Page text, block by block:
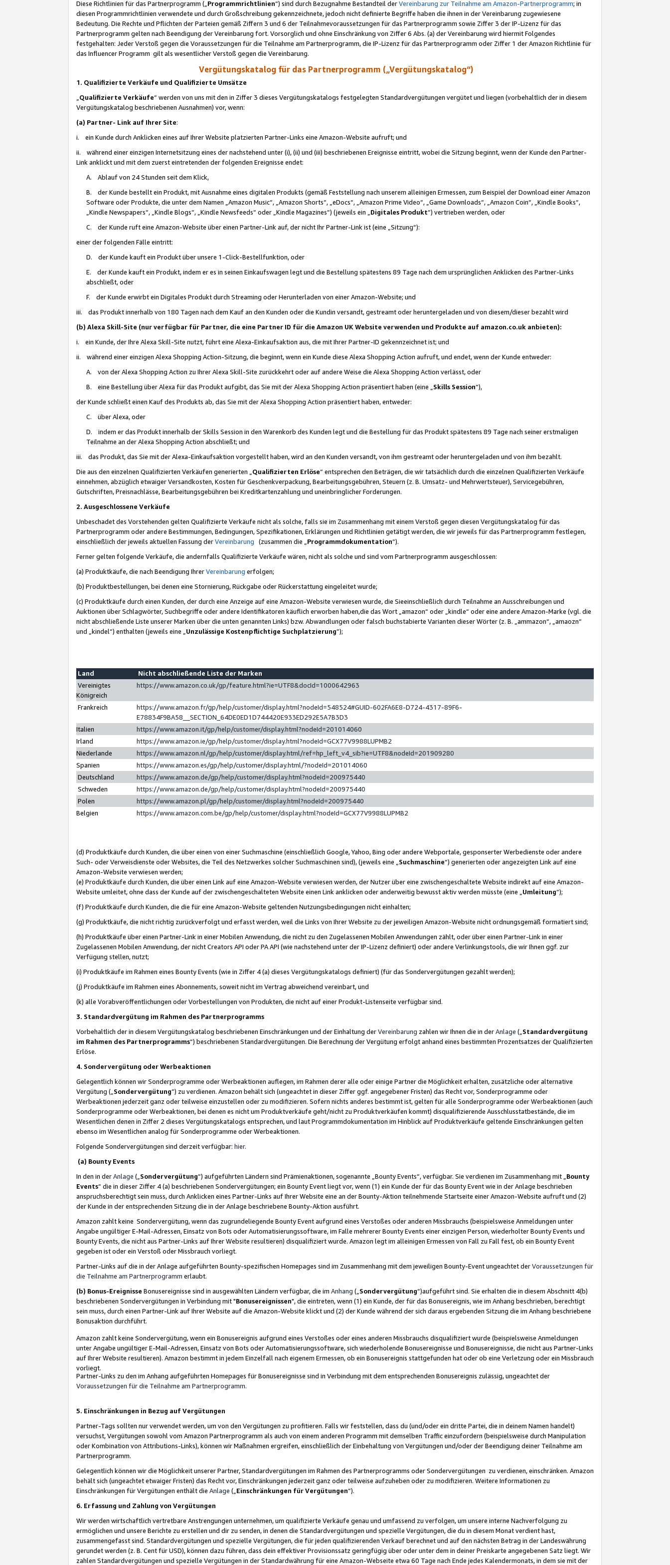
Diese Richtlinien für das Partnerprogramm („Programmrichtlinien“) sind durch Bezugnahme Bestandteil derVereinbarung zur Teilnahme am Amazon-Partnerprogramm; in
diesen Programmrichtlinien verwendete und durch Großschreibung gekennzeichnete, jedoch nicht definierte Begriffe haben die ihnen in der Vereinbarung zugewiesene
Bedeutung. Die Rechte und Pflichten der Parteien gemäß Ziffern 3 und 6 der Teilnahmevoraussetzungen für das Partnerprogramm sowie Ziffer 3 der IP-Lizenz für das
Partnerprogramm gelten nach Beendigung der Vereinbarung fort. Vorsorglich und ohne Einschränkung von Ziffer 6 Abs. (a) der Vereinbarung wird hiermit Folgendes
festgehalten: Jeder Verstoß gegen die Voraussetzungen für die Teilnahme am Partnerprogramm, die IP-Lizenz für das Partnerprogramm oder Ziffer 1 der Amazon Richtlinie für
das Influencer Programm gilt als wesentlicher Verstoß gegen die Vereinbarung.
Vergütungskatalog für das Partnerprogramm („Vergütungskatalog“)
1. Qualifizierte Verkäufe und Qualifizierte Umsätze
Qualifizierte Verkäufe“ werden von uns mit den in Ziffer 3 dieses Vergütungskatalogs festgelegten Standardvergütungen vergütet und liegen (vorbehaltlich der in diesem
Vergütungskatalog beschriebenen Ausnahmen) vor, wenn:
(a) Partner- Link auf Ihrer Site:
i. ein Kunde durch Anklicken eines auf Ihrer Website platzierten Partner-Links eine Amazon-Website aufruft; und
ii. während einer einzigen Internetsitzung eines der nachstehend unter (i), (ii) und (iii) beschriebenen Ereignisse eintritt, wobei die Sitzung beginnt, wenn der Kunde den Partner-
Link anklickt und mit dem zuerst eintretenden der folgenden Ereignisse endet:
A. Ablauf von 24 Stunden seit dem Klick,
B. der Kunde bestellt ein Produkt, mit Ausnahme eines digitalen Produkts (gemäß Feststellung nach unserem alleinigen Ermessen, zum Beispiel der Download einer Amazon
Software oder Produkte, die unter dem Namen „Amazon Music“, „Amazon Shorts“, „eDocs“, „Amazon Prime Video“, „Game Downloads“, „Amazon Coin“, „Kindle Books“,
„Kindle Newspapers“, „Kindle Blogs“, „Kindle Newsfeeds“ oder „Kindle Magazines“) (jeweils ein „ Digitales Produkt“) vertrieben werden, oder
C. der Kunde ruft eine Amazon-Website über einen Partner-Link auf, der nicht Ihr Partner-Link ist (eine „Sitzung“):
einer der folgenden Fälle eintritt:
D. der Kunde kauft ein Produkt über unsere 1-Click-Bestellfunktion, oder
E. der Kunde kauft ein Produkt, indem er es in seinen Einkaufswagen legt und die Bestellung spätestens 89 Tage nach dem ursprünglichen Anklicken des Partner-Links
abschließt, oder
F. der Kunde erwirbt ein Digitales Produkt durch Streaming oder Herunterladen von einer Amazon-Website; und
iii. das Produkt innerhalb von 180 Tagen nach dem Kauf an den Kunden oder die Kundin versandt, gestreamt oder heruntergeladen und von diesem/dieser bezahlt wird
(b) Alexa Skill-Site (nur verfügbar für Partner, die eine Partner ID für die Amazon UK Website verwenden und Produkte auf amazon.co.uk anbieten):
i. ein Kunde, der Ihre Alexa Skill-Site nutzt, führt eine Alexa-Einkaufsaktion aus, die mit Ihrer Partner-ID gekennzeichnet ist; und
ii. während einer einzigen Alexa Shopping Action-Sitzung, die beginnt, wenn ein Kunde diese Alexa Shopping Action aufruft, und endet, wenn der Kunde entweder:
A. von der Alexa Shopping Action zu Ihrer Alexa Skill-Site zurückkehrt oder auf andere Weise die Alexa Shopping Action verlässt, oder
B. eine Bestellung über Alexa für das Produkt aufgibt, das Sie mit der Alexa Shopping Action präsentiert haben (eine „ Skills Session“),
der Kunde schließt einen Kauf des Produkts ab, das Sie mit der Alexa Shopping Action präsentiert haben, entweder:
C. über Alexa, oder
D. indem er das Produkt innerhalb der Skills Session in den Warenkorb des Kunden legt und die Bestellung für das Produkt spätestens 89 Tage nach seiner erstmaligen
Teilnahme an der Alexa Shopping Action abschließt; und
iii. das Produkt, das Sie mit der Alexa-Einkaufsaktion vorgestellt haben, wird an den Kunden versandt, von ihm gestreamt oder heruntergeladen und von ihm bezahlt.
Die aus den einzelnen Qualifizierten Verkäufen generierten „ Qualifizierten Erlöse“ entsprechen den Beträgen, die wir tatsächlich durch die einzelnen Qualifizierten Verkäufe
einnehmen, abzüglich etwaiger Versandkosten, Kosten für Geschenkverpackung, Bearbeitungsgebühren, Steuern (z. B. Umsatz- und Mehrwertsteuer), Servicegebühren,
Gutschriften, Preisnachlässe, Bearbeitungsgebühren bei Kreditkartenzahlung und uneinbringlicher Forderungen.
2. Ausgeschlossene Verkäufe
Unbeschadet des Vorstehenden gelten Qualifizierte Verkäufe nicht als solche, falls sie im Zusammenhang mit einem Verstoß gegen diesen Vergütungskatalog für das
Partnerprogramm oder andere Bestimmungen, Bedingungen, Spezifikationen, Erklärungen und Richtlinien getätigt werden, die wir jeweils für das Partnerprogramm festlegen,
einschließlich der jeweils aktuellen Fassung derVereinbarung (zusammen die „ Programmdokumentation“).
Ferner gelten folgende Verkäufe, die andernfalls Qualifizierte Verkäufe wären, nicht als solche und sind vom Partnerprogramm ausgeschlossen:
(a) Produktkäufe, die nach Beendigung IhrerVereinbarung erfolgen;
(b) Produktbestellungen, bei denen eine Stornierung, Rückgabe oder Rückerstattung eingeleitet wurde;
(c) Produktkäufe durch einen Kunden, der durch eine Anzeige auf eine Amazon-Website verwiesen wurde, die Sieeinschließlich durch Teilnahme an Ausschreibungen und
Auktionen über Schlagwörter, Suchbegriffe oder andere Identifikatoren käuflich erworben haben,die das Wort „amazon“ oder „kindle“ oder eine andere Amazon-Marke (vgl. die
nicht abschließende Liste unserer Marken über die unten genannten Links) bzw. Abwandlungen oder falsch buchstabierte Varianten dieser Wörter (z. B. „ammazon“, „amaozn“
und „kindel“) enthalten (jeweils eine „ Unzulässige Kostenpflichtige Suchplatzierung”);
Land
Nicht abschließende Liste der Marken
Vereinigtes
Königreich
https://www.amazon.co.uk/gp/feature.html?ie=UTF8&docId=1000642963
Frankreich
https://www.amazon.fr/gp/help/customer/display.html?nodeId=548524#GUID-602FA6E8-D724-4317-89F6-
E78834F9BA58__SECTION_64DE0ED1D744420E933ED292E5A7B3D3
Italien
https://www.amazon.it/gp/help/customer/display.html?nodeId=201014060
Irland
https://www.amazon.ie/gp/help/customer/display.html?nodeId=GCX77V9988LUPMB2
Niederlande
https://www.amazon.nl/gp/help/customer/display.html/ref=hp_left_v4_sib?ie=UTF8&nodeId=201909280
Spanien
https://www.amazon.es/gp/help/customer/display.html/?nodeId=201014060
Deutschland
https://www.amazon.de/gp/help/customer/display.html?nodeId=200975440
Schweden
https://www.amazon.de/gp/help/customer/display.html?nodeId=200975440
Polen
https://www.amazon.pl/gp/help/customer/display.html?nodeId=200975440
Belgien
https://www.amazon.com.be/gp/help/customer/display.html?nodeId=GCX77V9988LUPMB2
(d) Produktkäufe durch Kunden, die über einen von einer Suchmaschine (einschließlich Google, Yahoo, Bing oder andere Webportale, gesponserter Werbedienste oder andere
Such- oder Verweisdienste oder Websites, die Teil des Netzwerkes solcher Suchmaschinen sind), (jeweils eine „ Suchmaschine“) generierten oder angezeigten Link auf eine
Amazon-Website verwiesen werden;
(e) Produktkäufe durch Kunden, die über einen Link auf eine Amazon-Website verwiesen werden, der Nutzer über eine zwischengeschaltete Website indirekt auf eine Amazon-
Website umleitet, ohne dass der Kunde auf der zwischengeschalteten Website einen Link anklicken oder anderweitig bewusst aktiv werden müsste (eine „ Umleitung“);
(f) Produktkäufe durch Kunden, die die für eine Amazon-Website geltenden Nutzungsbedingungen nicht einhalten;
(g) Produktkäufe, die nicht richtig zurückverfolgt und erfasst werden, weil die Links von Ihrer Website zu der jeweiligen Amazon-Website nicht ordnungsgemäß formatiert sind;
(h) Produktkäufe über einen Partner-Link in einer Mobilen Anwendung, die nicht zu den Zugelassenen Mobilen Anwendungen zählt, oder über einen Partner-Link in einer
Zugelassenen Mobilen Anwendung, der nicht Creators API oder PA API (wie nachstehend unter der IP-Lizenz definiert) oder andere Verlinkungstools, die wir Ihnen ggf. zur
Verfügung stellen, nutzt;
(i) Produktkäufe im Rahmen eines Bounty Events (wie in Ziffer 4 (a) dieses Vergütungskatalogs definiert) (für das Sondervergütungen gezahlt werden);
(j) Produktkäufe im Rahmen eines Abonnements, soweit nicht im Vertrag abweichend vereinbart, und
(k) alle Vorabveröffentlichungen oder Vorbestellungen von Produkten, die nicht auf einer Produkt-Listenseite verfügbar sind.
3. Standardvergütung im Rahmen des Partnerprogramms
Vorbehaltlich der in diesem Vergütungskatalog beschriebenen Einschränkungen und der Einhaltung derVereinbarung zahlen wir Ihnen die in derAnlage („ Standardvergütung
im Rahmen des Partnerprogramms“) beschriebenen Standardvergütungen. Die Berechnung der Vergütung erfolgt anhand eines bestimmten Prozentsatzes der Qualifizierten
Erlöse.
4. Sondervergütung oder Werbeaktionen
Gelegentlich können wir Sonderprogramme oder Werbeaktionen auflegen, im Rahmen derer alle oder einige Partner die Möglichkeit erhalten, zusätzliche oder alternative
Vergütung („ Sondervergütung”) zu verdienen. Amazon behält sich (ungeachtet in dieser Ziffer ggf. angegebener Fristen) das Recht vor, Sonderprogramme oder
Werbeaktionen jederzeit ganz oder teilweise einzustellen oder zu modifizieren. Sofern nichts anderes bestimmt ist, gelten für alle Sonderprogramme oder Werbeaktionen (auch
Sonderprogramme oder Werbeaktionen, bei denen es nicht um Produktverkäufe geht/nicht zu Produktverkäufen kommt) disqualifizierende Ausschlusstatbestände, die im
Wesentlichen denen in Ziffer 2 dieses Vergütungskatalogs entsprechen, und laut Programmdokumentation im Hinblick auf Produktverkäufe geltende Einschränkungen gelten
ebenso im Wesentlichen analog für Sonderprogramme oder Werbeaktionen.
Folgende Sondervergütungen sind derzeit verfügbar: hier.
(a) Bounty Events
In den in derAnlage („ Sondervergütung“) aufgeführten Ländern sind Prämienaktionen, sogenannte „Bounty Events“, verfügbar. Sie verdienen im Zusammenhang mit „ Bounty
Events“ die in dieser Ziffer 4 (a) beschriebenen Sondervergütungen; ein Bounty Event liegt vor, wenn (1) ein Kunde der für das Bounty Event wie in der Anlage beschrieben
anspruchsberechtigt sein muss, durch Anklicken eines Partner-Links auf Ihrer Website eine an der Bounty-Aktion teilnehmende Startseite einer Amazon-Website aufruft und (2)
der Kunde in der entsprechenden Sitzung die in der Anlage beschriebene Bounty-Aktion ausführt.
Amazon zahlt keine Sondervergütung, wenn das zugrundeliegende Bounty Event aufgrund eines Verstoßes oder anderen Missbrauchs (beispielsweise Anmeldungen unter
Angabe ungültiger E-Mail-Adressen, Einsatz von Bots oder Automatisierungssoftware, im Falle mehrerer Bounty Events einer einzigen Person, wiederholter Bounty Events und
Bounty Events, die nicht aus Partner-Links auf Ihrer Website resultieren) disqualifiziert wurde. Amazon legt im alleinigen Ermessen von Fall zu Fall fest, ob ein Bounty Event
gegeben ist oder ein Verstoß oder Missbrauch vorliegt.
Partner-Links auf die in der Anlage aufgeführten Bounty-spezifischen Homepages sind im Zusammenhang mit dem jeweiligen Bounty-Event ungeachtet derVoraussetzungen für
die Teilnahme am Partnerprogramm erlaubt.
(b) Bonus-Ereignisse Bonusereignisse sind in ausgewählten Ländern verfügbar, die im Anhang („ Sondervergütung“)aufgeführt sind. Sie erhalten die in diesem Abschnitt 4(b)
beschriebenen Sondervergütungen in Verbindung mit "Bonusereignissen", die eintreten, wenn (1) ein Kunde, der für das Bonusereignis, wie im Anhang beschrieben, berechtigt
sein muss, durch einen Partner-Link auf Ihrer Website auf die Amazon-Website klickt und (2) der Kunde während der sich daraus ergebenden Sitzung die im Anhang beschriebene
Bonusaktion durchführt.
Amazon zahlt keine Sondervergütung, wenn ein Bonusereignis aufgrund eines Verstoßes oder eines anderen Missbrauchs disqualifiziert wurde (beispielsweise Anmeldungen
unter Angabe ungültiger E-Mail-Adressen, Einsatz von Bots oder Automatisierungssoftware, sich wiederholende Bonusereignisse und Bonusereignisse, die nicht aus Partner-Links
auf Ihrer Website resultieren). Amazon bestimmt in jedem Einzelfall nach eigenem Ermessen, ob ein Bonusereignis stattgefunden hat oder ob eine Verletzung oder ein Missbrauch
vorliegt.
Partner-Links zu den im Anhang aufgeführten Homepages für Bonusereignisse sind in Verbindung mit dem entsprechenden Bonusereignis zulässig, ungeachtet der
Voraussetzungen für die Teilnahme am Partnerprogramm.
5. Einschränkungen in Bezug auf Vergütungen
Partner-Tags sollten nur verwendet werden, um von den Vergütungen zu profitieren. Falls wir feststellen, dass du (und/oder ein dritte Partei, die in deinem Namen handelt)
versuchst, Vergütungen sowohl vom Amazon Partnerprogramm als auch von einem anderen Programm mit demselben Traffic einzufordern (beispielsweise durch Manipulation
oder Kombination von Attributions-Links), können wir Maßnahmen ergreifen, einschließlich der Einbehaltung von Vergütungen und/oder der Beendigung deiner Teilnahme am
Partnerprogramm.
Gelegentlich können wir die Möglichkeit unserer Partner, Standardvergütungen im Rahmen des Partnerprogramms oder Sondervergütungen zu verdienen, einschränken. Amazon
behält sich (ungeachtet etwaiger Fristen) das Recht vor, Einschränkungen jederzeit ganz oder teilweise aufzuheben oder zu modifizieren. Weitere Informationen zu
Einschränkungen für Vergütungen enthält die Anlage („ Einschränkungen für Vergütungen“).
6. Erfassung und Zahlung von Vergütungen
Wir werden wirtschaftlich vertretbare Anstrengungen unternehmen, um qualifizierte Verkäufe genau und umfassend zu verfolgen, um unsere interne Nachverfolgung zu
ermöglichen und unsere Berichte zu erstellen und dir zu senden, in denen die Standardvergütungen und spezielle Vergütungen, die du in diesem Monat verdient hast,
zusammengefasst sind. Standardvergütungen und spezielle Vergütungen, die für jeden qualifizierenden Verkauf berechnet und auf den nächsten Betrag in der Landeswährung
gerundet werden (z. B. Cent für USD), können dazu führen, dass dein effektiver Provisionssatz geringfügig über oder unter dem in deiner Preiskarte angegebenen Satz liegt. Wir
zahlen Standardvergütungen und spezielle Vergütungen in der Standardwährung für eine Amazon-Webseite etwa 60 Tage nach Ende jedes Kalendermonats, in dem sie mit der